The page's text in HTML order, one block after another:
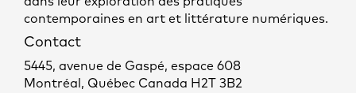
contemporaines en art et littérature numériques.
Contact
5445, avenue de Gaspé, espace 608
Montréal, Québec Canada H2T 3B2